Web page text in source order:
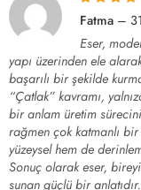
5 üzerinden
Fatma –
Eser,
yapı üzerinden ele
başarılı bir şekilde
“Çatlak” kavramı,
bir anlam üretim
rağmen çok katmanlı
yüzeysel hem de
Sonuç olarak eser,
sunan güçlü bir anlatıdır.